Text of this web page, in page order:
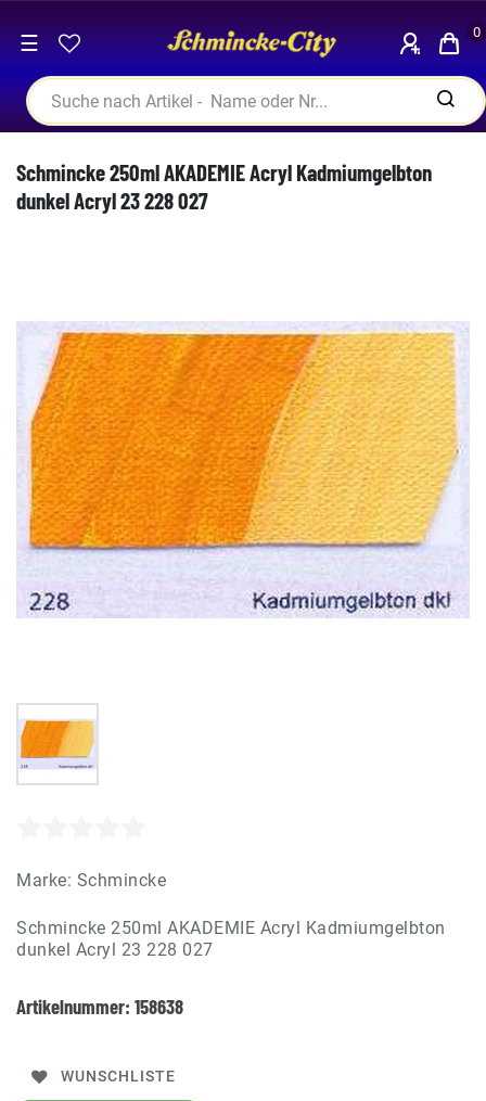
☰ 0
Schmincke 250ml AKADEMIE Acryl Kadmiumgelbton
dunkel Acryl 23 228 027
Marke: Schmincke
Schmincke 250ml AKADEMIE Acryl Kadmiumgelbton
dunkel Acryl 23 228 027
Artikelnummer: 158638
WUNSCHLISTE